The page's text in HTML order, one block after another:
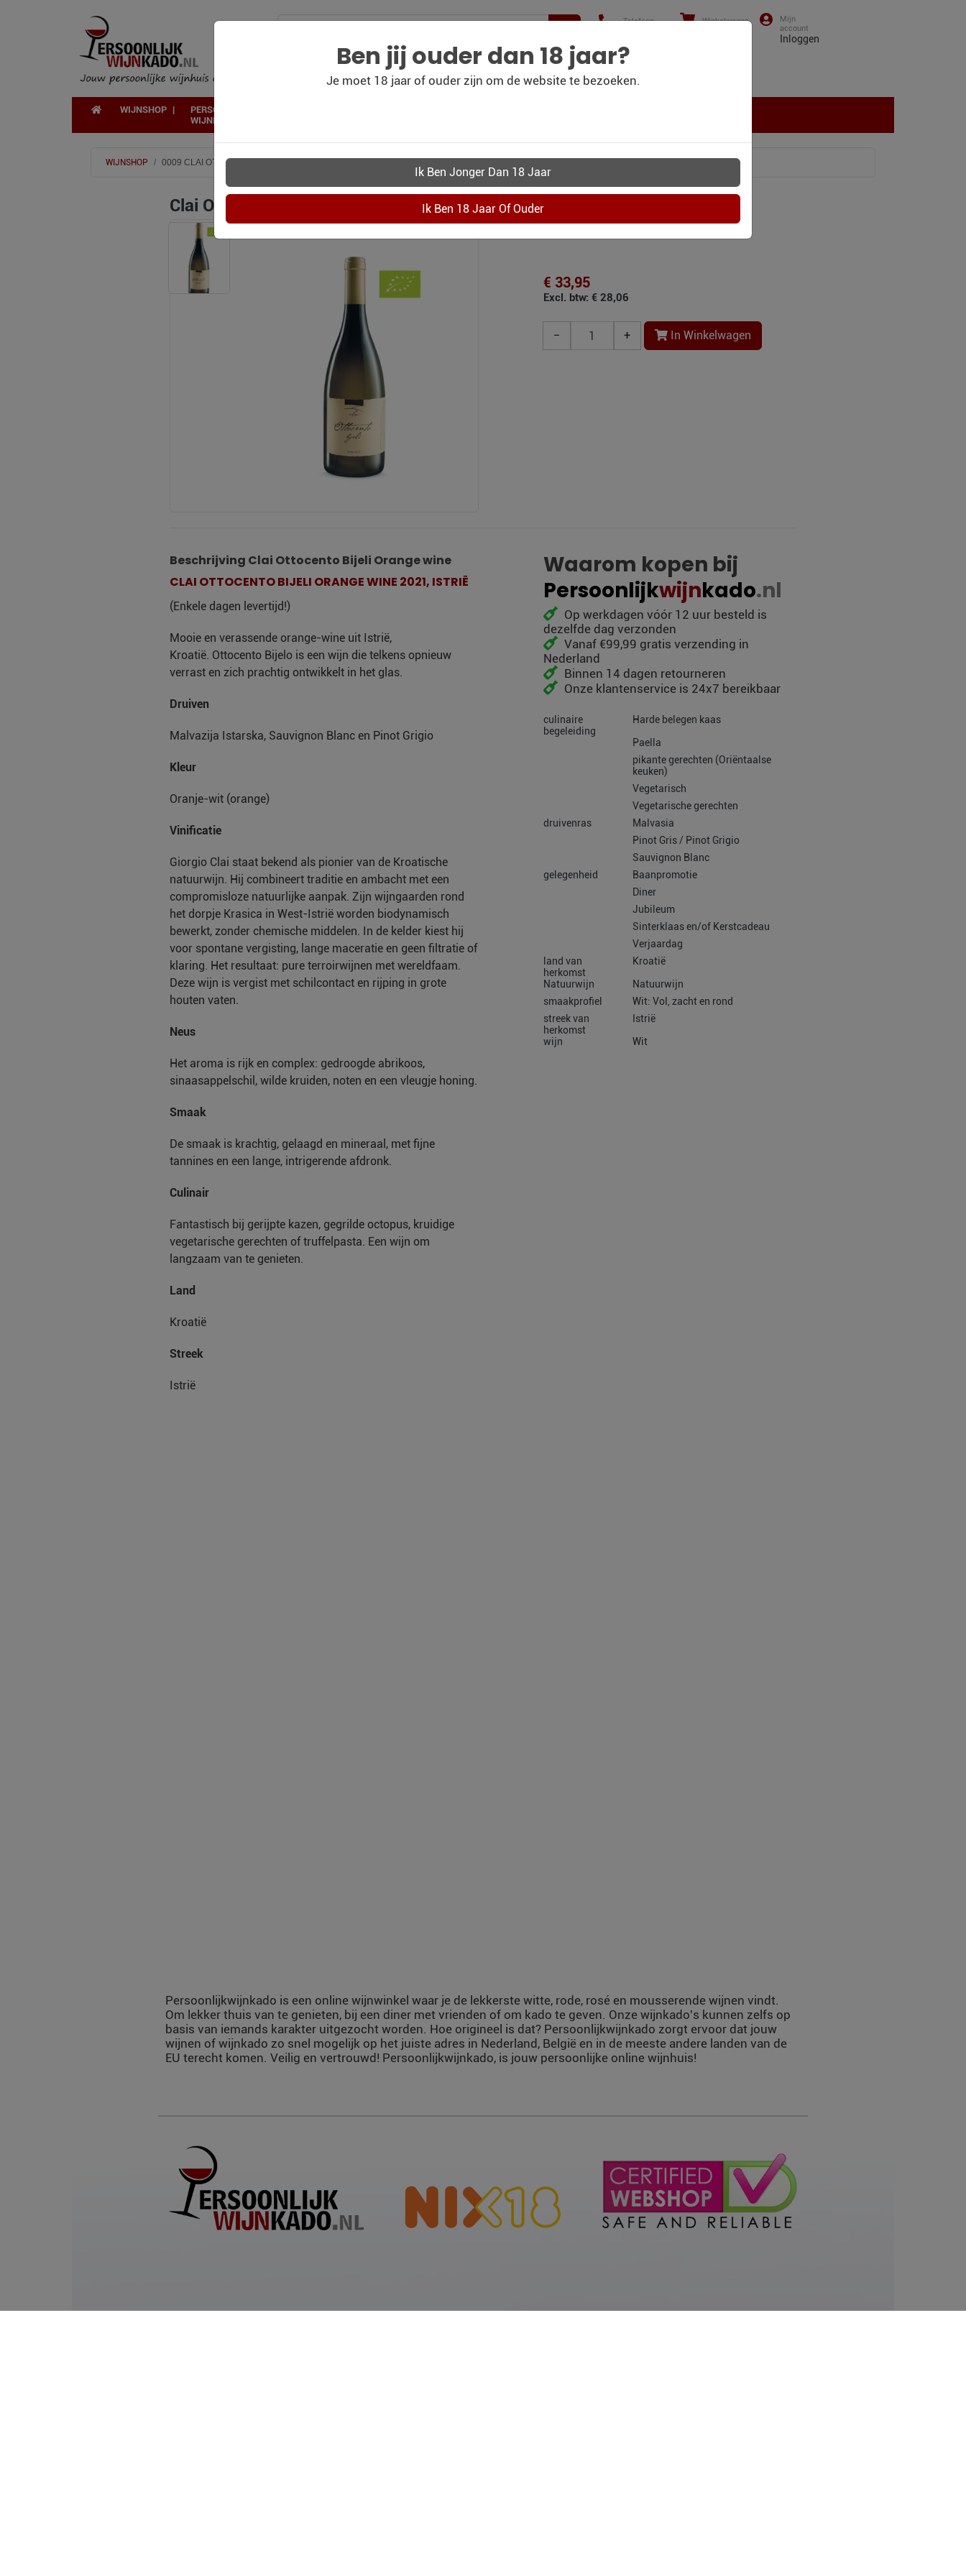
Telefoon Winkelwagen
Inloggen
WIJNSHOP
PERSOONLIJK
WIJNKADO
Ben jij ouder dan 18 jaar?
Je moet 18 jaar of ouder zijn om de website te bezoeken.
WIJNSHOP 0009 CLAI OTTOCENTO BIJELI ORANGE WINE
Clai Ottocento Bijeli Orange wine
€ 33,95
Excl. btw: € 28,06
− + In Winkelwagen
Beschrijving Clai Ottocento Bijeli Orange wine
CLAI OTTOCENTO BIJELI ORANGE WINE 2021, ISTRIË
(Enkele dagen levertijd!)
Mooie en verassende orange-wine uit Istrië,
Kroatië. Ottocento Bijelo is een wijn die telkens opnieuw
verrast en zich prachtig ontwikkelt in het glas.
Druiven
Malvazija Istarska, Sauvignon Blanc en Pinot Grigio
Kleur
Oranje-wit (orange)
Vinificatie
Giorgio Clai staat bekend als pionier van de Kroatische
natuurwijn. Hij combineert traditie en ambacht met een
compromisloze natuurlijke aanpak. Zijn wijngaarden rond
het dorpje Krasica in West-Istrië worden biodynamisch
bewerkt, zonder chemische middelen. In de kelder kiest hij
voor spontane vergisting, lange maceratie en geen filtratie of
klaring. Het resultaat: pure terroirwijnen met wereldfaam.
Deze wijn is vergist met schilcontact en rijping in grote
houten vaten.
Neus
Het aroma is rijk en complex: gedroogde abrikoos,
sinaasappelschil, wilde kruiden, noten en een vleugje honing.
Smaak
De smaak is krachtig, gelaagd en mineraal, met fijne
tannines en een lange, intrigerende afdronk.
Culinair
Fantastisch bij gerijpte kazen, gegrilde octopus, kruidige
vegetarische gerechten of truffelpasta. Een wijn om
langzaam van te genieten.
Land
Kroatië
Streek
Istrië
Waarom kopen bij
Persoonlijkwijnkado.nl
Op werkdagen vóór 12 uur besteld is
dezelfde dag verzonden
Vanaf €99,99 gratis verzending in
Nederland
Binnen 14 dagen retourneren
Onze klantenservice is 24x7 bereikbaar
culinaire
begeleiding
Harde belegen kaas
Paella
pikante gerechten (Oriëntaalse
keuken)
Vegetarisch
Vegetarische gerechten
druivenras
Malvasia
Pinot Gris / Pinot Grigio
Sauvignon Blanc
gelegenheid
Baanpromotie
Diner
Jubileum
Sinterklaas en/of Kerstcadeau
Verjaardag
land van
herkomst
Kroatië
Natuurwijn
Natuurwijn
smaakprofiel
Wit: Vol, zacht en rond
streek van
herkomst
Istrië
wijn
Wit
Persoonlijkwijnkado is een online wijnwinkel waar je de lekkerste witte, rode, rosé en mousserende wijnen vindt.
Om lekker thuis van te genieten, bij een diner met vrienden of om kado te geven. Onze wijnkado's kunnen zelfs op
basis van iemands karakter uitgezocht worden. Hoe origineel is dat? Persoonlijkwijnkado zorgt ervoor dat jouw
wijnen of wijnkado zo snel mogelijk op het juiste adres in Nederland, België en in de meeste andere landen van de
EU terecht komen. Veilig en vertrouwd! Persoonlijkwijnkado, is jouw persoonlijke online wijnhuis!